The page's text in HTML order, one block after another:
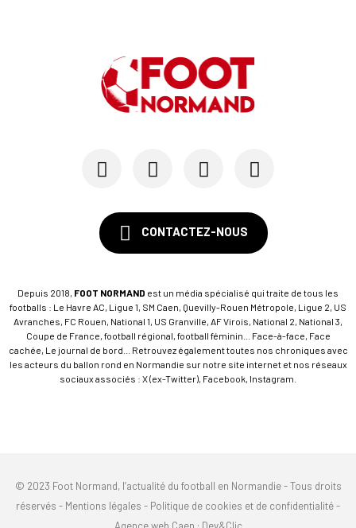
CONTACTEZ-NOUS
Depuis 2018, FOOT NORMAND est un média spécialisé qui traite de tous les
footballs : Le Havre AC, Ligue 1, SM Caen, Quevilly-Rouen Métropole, Ligue 2, US
Avranches, FC Rouen, National 1, US Granville, AF Virois, National 2, National 3,
Coupe de France, football régional, football féminin... Face-à-face, Face
cachée, Le journal de bord... Retrouvez également toutes nos chroniques avec
les acteurs du ballon rond en Normandie sur notre site internet et nos réseaux
sociaux associés : X (ex-Twitter), Facebook, Instagram.
© 2023 Foot Normand, l’actualité du football en Normandie - Tous droits
réservés - Mentions légales - Politique de cookies et de confidentialité-
Agence web Caen : Dev&Clic